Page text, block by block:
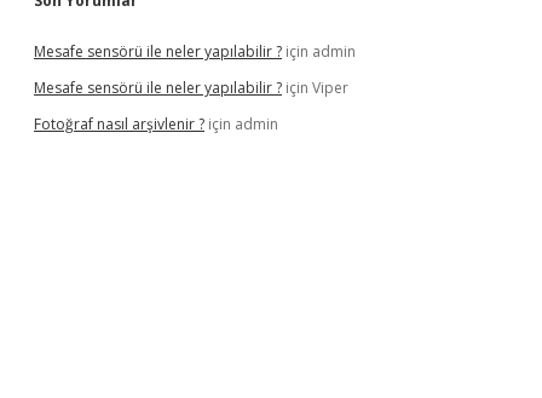
Mesafe sensörü ile neler yapılabilir ? için admin
Mesafe sensörü ile neler yapılabilir ? için Viper
Fotoğraf nasıl arşivlenir ? için admin